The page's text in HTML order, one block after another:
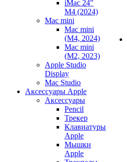
iMac 24"
M4 (2024)
Mac mini
Mac mini
(M4, 2024)
Mac mini
(M2, 2023)
Apple Studio
Display
Mac Studio
Аксессуары Apple
Аксессуары
Pencil
Трекер
Клавиатуры
Apple
Мышки
Apple